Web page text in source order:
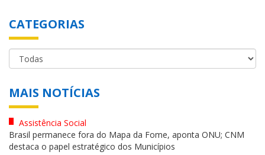
CATEGORIAS
MAIS NOTÍCIAS
Assistência Social
Brasil permanece fora do Mapa da Fome, aponta ONU; CNM
destaca o papel estratégico dos Municípios